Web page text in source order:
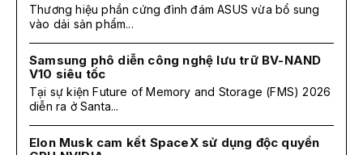
Thương hiệu phần cứng đình đám ASUS vừa bổ sung
vào dải sản phẩm...
Samsung phô diễn công nghệ lưu trữ BV-NAND
V10 siêu tốc
Tại sự kiện Future of Memory and Storage (FMS) 2026
diễn ra ở Santa...
Elon Musk cam kết SpaceX sử dụng độc quyền